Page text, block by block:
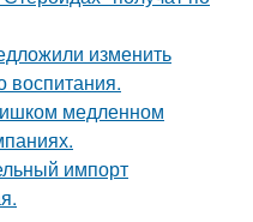
изменить
воспитания.
медленном
импорт